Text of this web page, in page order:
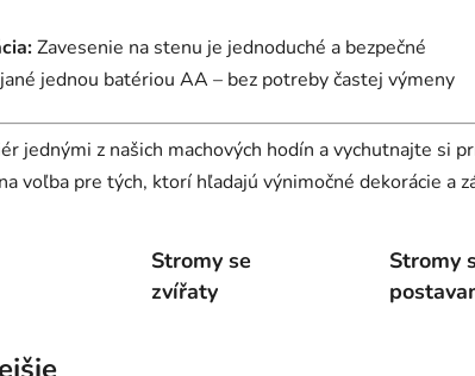
Zavesenie na stenu je jednoduché a bezpečné
jednou batériou AA – bez potreby častej výmeny
jednými z našich machových hodín a vychutnajte si
voľba pre tých, ktorí hľadajú výnimočné dekorácie a
Stromy se
zvířaty
Stromy